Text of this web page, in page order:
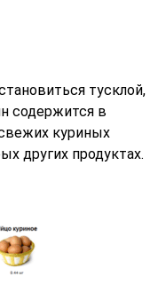
тусклой,
содержится в
куриных
других продуктах.